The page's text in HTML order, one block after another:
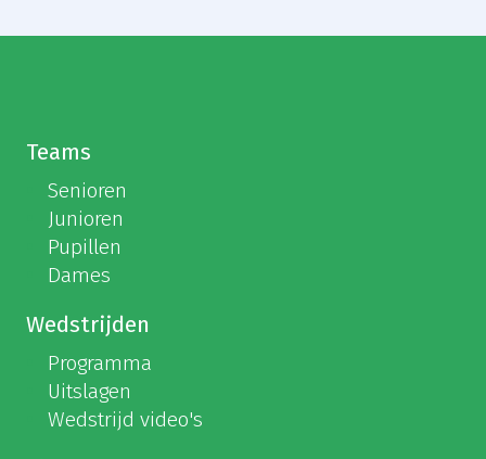
Teams
Senioren
Junioren
Pupillen
Dames
Wedstrijden
Programma
Uitslagen
Wedstrijd video's